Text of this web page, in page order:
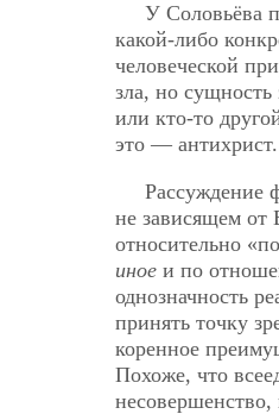
У Соловьёва
какой-либо
человеческой
зла, но
или кто-то
это — антихрист.
Рассуждение
не зависящем от
относительно
иное и по
однозначность
принять точку
коренное
Похоже, что
несовершенство,